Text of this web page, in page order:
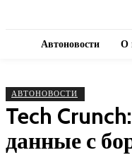
Автоновости О
АВТОНОВОСТИ
Tech
данные с